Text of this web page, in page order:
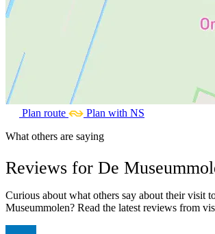
Plan route
Plan with NS
What others are saying
Reviews for De
Curious about what others say about their visit
Museummolen? Read the latest reviews from